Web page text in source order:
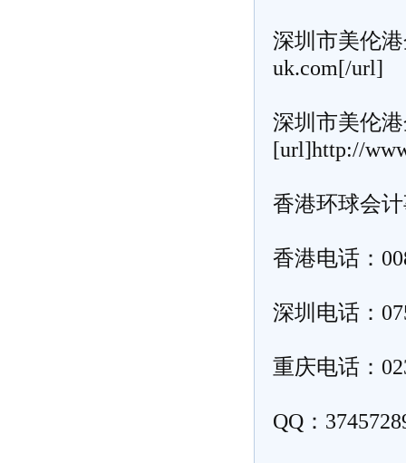
深圳市美伦
uk.com[/url]
深圳市美伦
[url]http://
香港环球会计
香港电话：
深圳电话：
重庆电话：
QQ：